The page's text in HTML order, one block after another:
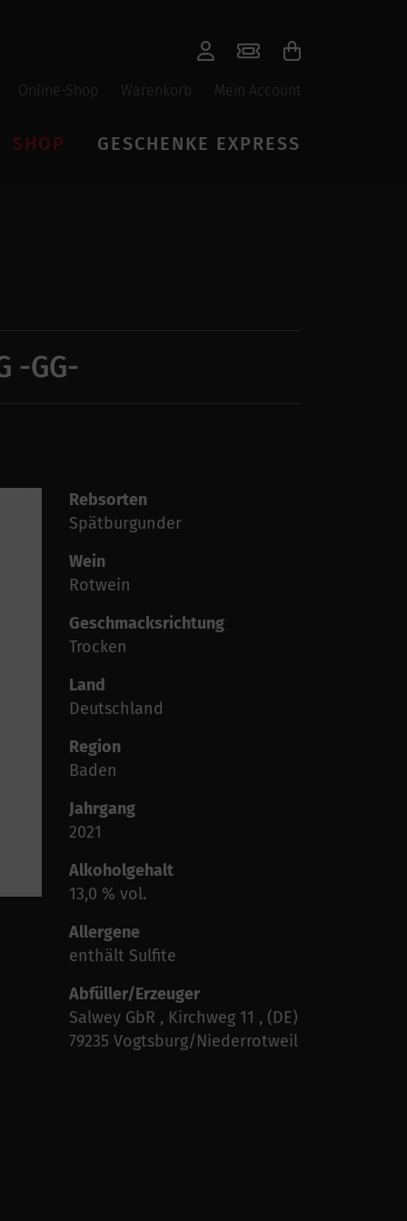
Online-Shop Warenkorb Mein Account
SHOP GESCHENKE EXPRESS
-GG-
Rebsorten
Spätburgunder
Wein
Rotwein
Geschmacksrichtung
Trocken
Land
Deutschland
Region
Baden
Jahrgang
2021
Alkoholgehalt
13,0 % vol.
Allergene
enthält Sulfite
Abfüller/Erzeuger
Salwey GbR , Kirchweg 11 , (DE)
79235 Vogtsburg/Niederrotweil